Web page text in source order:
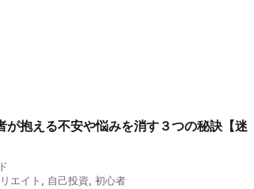
が抱える不安や悩みを消す３つの秘訣【迷
エイト , 自己投資, 初心者